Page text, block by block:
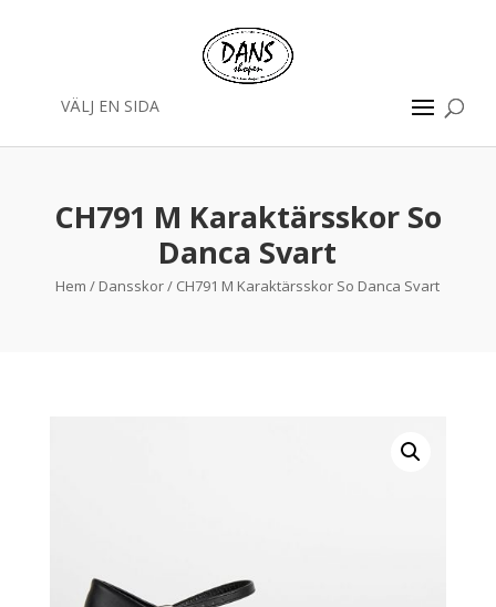
VÄLJ EN SIDA
CH791 M Karaktärsskor So
Danca Svart
Hem / Dansskor/ CH791 M Karaktärsskor So Danca Svart